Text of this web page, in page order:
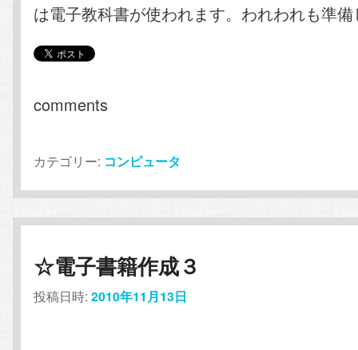
は電子教科書が使われます。われわれも準
comments
カテゴリー: コンピュータ
☆電子書籍作成３
投稿日時:2010年11月13日